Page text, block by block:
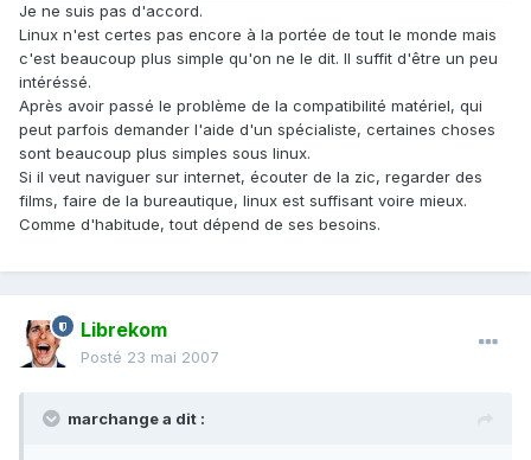
Je ne suis pas d'accord.
Linux n'est certes pas encore à la portée de tout le monde mais
c'est beaucoup plus simple qu'on ne le dit. Il suffit d'être un peu
intéréssé.
Après avoir passé le problème de la compatibilité matériel, qui
peut parfois demander l'aide d'un spécialiste, certaines choses
sont beaucoup plus simples sous linux.
Si il veut naviguer sur internet, écouter de la zic, regarder des
films, faire de la bureautique, linux est suffisant voire mieux.
Comme d'habitude, tout dépend de ses besoins.
Librekom
Posté 23 mai 2007
marchange a dit :